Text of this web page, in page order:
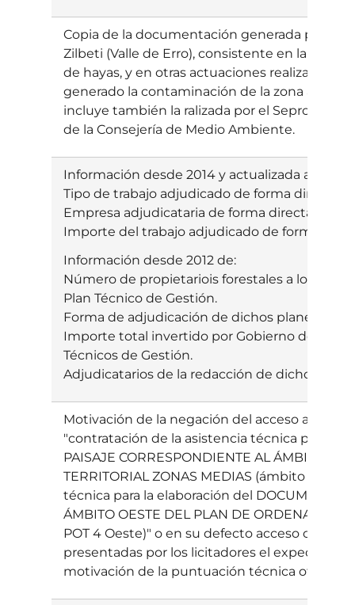
Copia de la documentación generada por la
Zilbeti (Valle de Erro), consistente en la
de hayas, y en otras actuaciones realizadas
generado la contaminación de la zona
incluye también la ralizada por el Seprona de
de la Consejería de Medio Ambiente.
Información desde 2014 y actualizada a
Tipo de trabajo adjudicado de forma directa
Empresa adjudicataria de forma directa
Importe del trabajo adjudicado de forma
Información desde 2012 de:
Número de propietariois forestales a los que
Plan Técnico de Gestión.
Forma de adjudicación de dichos planes
Importe total invertido por Gobierno de
Técnicos de Gestión.
Adjudicatarios de la redacción de dichos
Motivación de la negación del acceso a los
"contratación de la asistencia técnica para la
PAISAJE CORRESPONDIENTE AL ÁMBITO
TERRITORIAL ZONAS MEDIAS (ámbito POT
técnica para la elaboración del DOCUMENTO
ÁMBITO OESTE DEL PLAN DE ORDENACIÓN
POT 4 Oeste)" o en su defecto acceso o copia
presentadas por los licitadores el
motivación de la puntuación técnica